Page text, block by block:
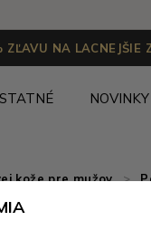
NA LACNEJŠIE
NOVINKY
kože pre mužov >